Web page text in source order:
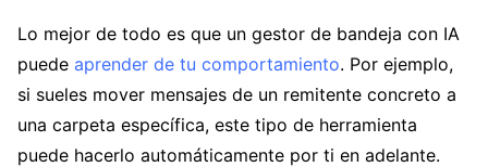
Lo mejor de todo es que un gestor de bandeja con IA
puede aprender de tu comportamiento. Por ejemplo,
si sueles mover mensajes de un remitente concreto a
una carpeta específica, este tipo de herramienta
puede hacerlo automáticamente por ti en adelante.